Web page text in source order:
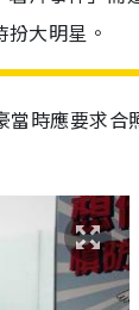
大明星。
時應要求